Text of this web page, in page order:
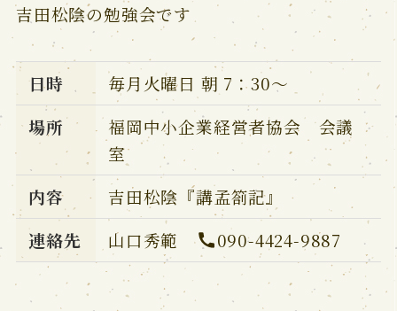
吉田松陰の勉強会です
日時
毎月火曜日 朝 7：30～
場所
福岡中小企業経営者協会 会議
室
内容
吉田松陰『講孟箚記』
連絡先
山口秀範 090-4424-9887